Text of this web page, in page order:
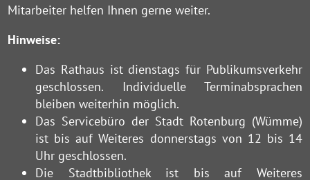
Mitarbeiter helfen Ihnen gerne weiter.
Hinweise:
Das Rathaus ist dienstags für Publikumsverkehr
geschlossen. Individuelle Terminabsprachen
bleiben weiterhin möglich.
Das Servicebüro der Stadt Rotenburg (Wümme)
ist bis auf Weiteres donnerstags von 12 bis 14
Uhr geschlossen.
Die Stadtbibliothek ist bis auf Weiteres